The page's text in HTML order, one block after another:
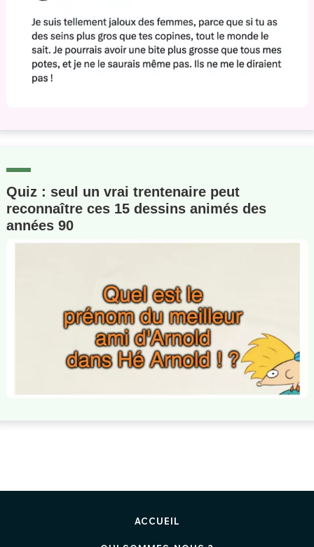
Quiz : seul un vrai trentenaire peut
reconnaître ces 15 dessins animés des
années 90
ACCUEIL